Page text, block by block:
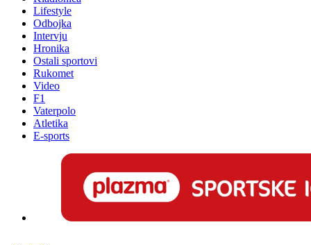
Lifestyle
Odbojka
Intervju
Hronika
Ostali sportovi
Rukomet
Video
F1
Vaterpolo
Atletika
E-sports